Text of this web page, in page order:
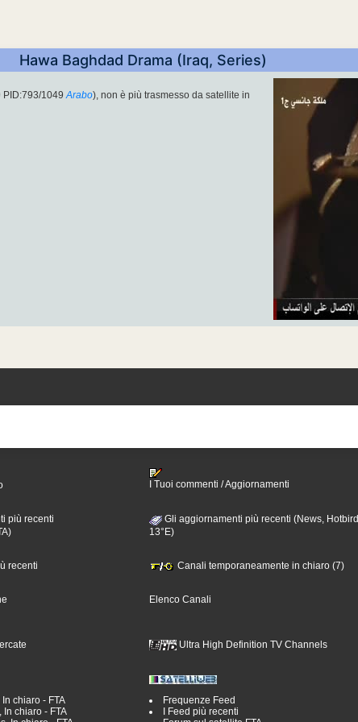
Hawa Baghdad Drama (Iraq, Series)
PID:793/1049 Arabo), non è più trasmesso da satellite in
I Tuoi commenti / Aggiornamenti
più recenti
Gli aggiornamenti più recenti (News, Hotbird
13°E)
recenti Canali temporaneamente in chiaro (7)
Elenco Canali
Ultra High Definition TV Channels
chiaro - FTA
chiaro - FTA
Frequenze Feed
I Feed più recenti